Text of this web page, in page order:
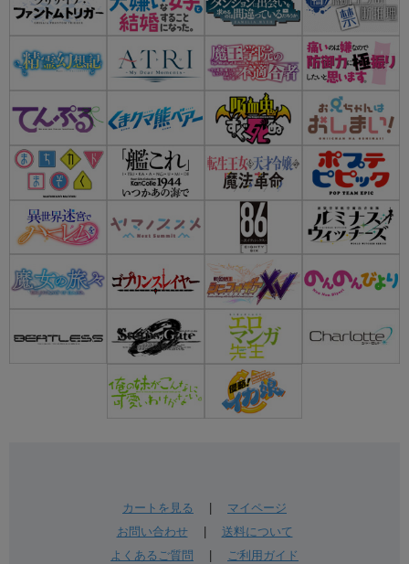
カートを見る
マイページ
お問い合わせ| 送料について
よくあるご質問
ご利用ガイド